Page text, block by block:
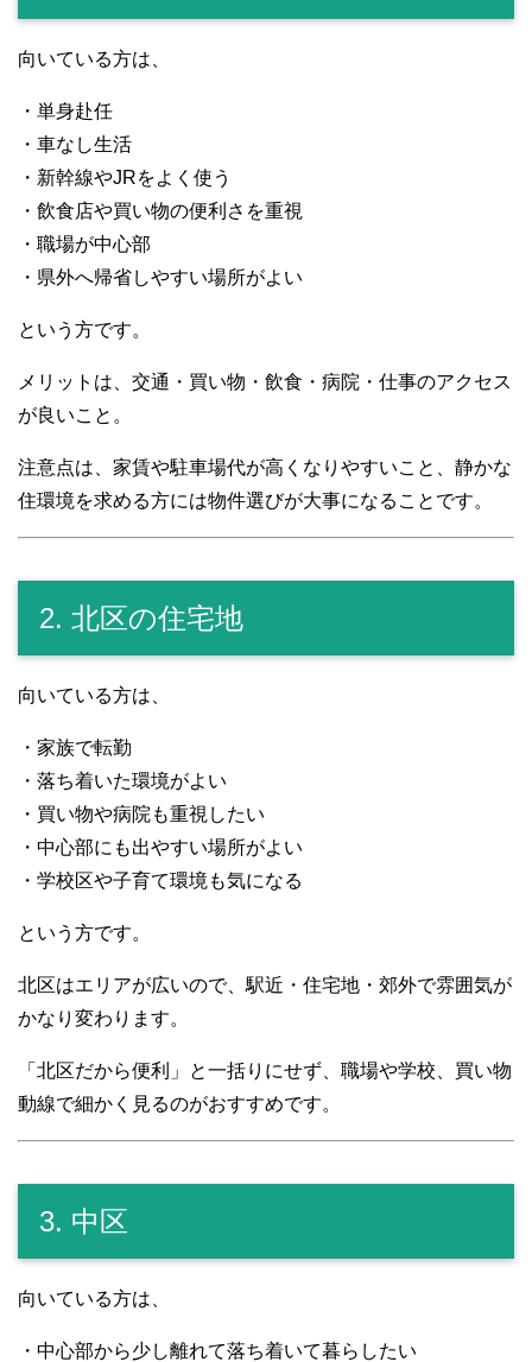
向いている方は、
・単身赴任
・車なし生活
・新幹線やJRをよく使う
・飲食店や買い物の便利さを重視
・職場が中心部
・県外へ帰省しやすい場所がよい
という方です。
メリットは、交通・買い物・飲食・病院・仕事のアクセス
が良いこと。
注意点は、家賃や駐車場代が高くなりやすいこと、静かな
住環境を求める方には物件選びが大事になることです。
2. 北区の住宅地
向いている方は、
・家族で転勤
・落ち着いた環境がよい
・買い物や病院も重視したい
・中心部にも出やすい場所がよい
・学校区や子育て環境も気になる
という方です。
北区はエリアが広いので、駅近・住宅地・郊外で雰囲気が
かなり変わります。
「北区だから便利」と一括りにせず、職場や学校、買い物
動線で細かく見るのがおすすめです。
3. 中区
向いている方は、
・中心部から少し離れて落ち着いて暮らしたい